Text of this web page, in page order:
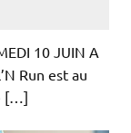
10 JUIN A
Run est au
[…]